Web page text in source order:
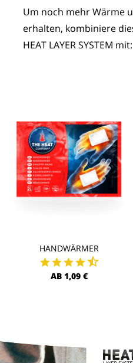
HANDWÄRMER
AB 1,09 €
Um noch mehr Wärme
erhalten, kombiniere
HEAT LAYER SYSTEM mit: